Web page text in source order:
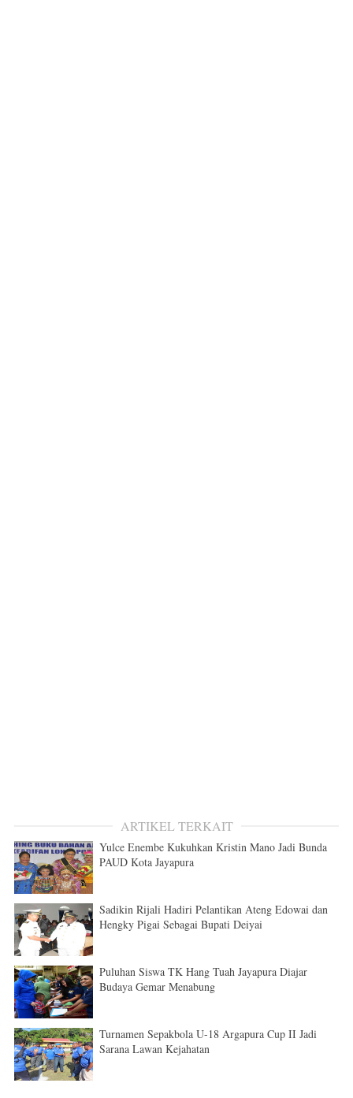
ARTIKEL TERKAIT
Yulce Enembe Kukuhkan Kristin Mano Jadi Bunda
PAUD Kota Jayapura
Sadikin Rijali Hadiri Pelantikan Ateng Edowai dan
Hengky Pigai Sebagai Bupati Deiyai
Puluhan Siswa TK Hang Tuah Jayapura Diajar
Budaya Gemar Menabung
Turnamen Sepakbola U-18 Argapura Cup II Jadi
Sarana Lawan Kejahatan